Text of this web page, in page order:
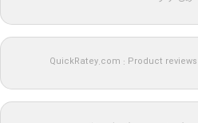
QuickRatey.com : Product